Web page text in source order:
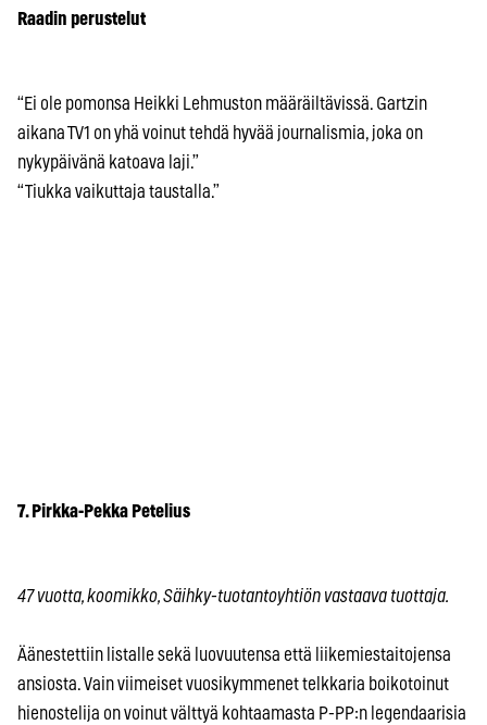
Raadin perustelut
“Ei ole pomonsa Heikki Lehmuston määräiltävissä. Gartzin
aikana TV1 on yhä voinut tehdä hyvää journalismia, joka on
nykypäivänä katoava laji.”
“Tiukka vaikuttaja taustalla.”
7. Pirkka-Pekka Petelius
47 vuotta, koomikko, Säihky-tuotantoyhtiön vastaava tuottaja.
Äänestettiin listalle sekä luovuutensa että liikemiestaitojensa
ansiosta. Vain viimeiset vuosikymmenet telkkaria boikotoinut
hienostelija on voinut välttyä kohtaamasta P-PP:n legendaarisia